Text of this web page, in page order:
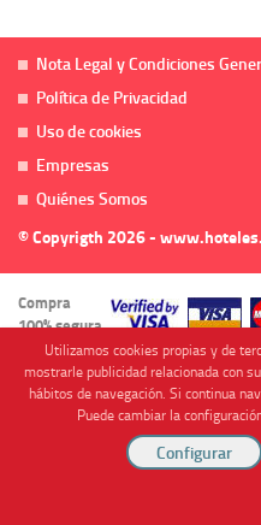
Nota Legal y Condiciones
Política de Privacidad
Uso de cookies
Empresas
Quiénes Somos
© Copyrigth 2026 -
Compra
100% segura
Cofinanciado por
Utilizamos cookies propias y de
mostrarle publicidad relacionada con
hábitos de navegación. Si continua
Puede cambiar la